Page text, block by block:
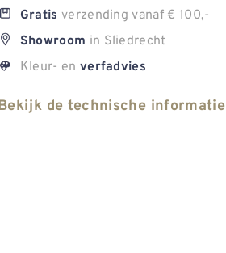
Gratis verzending vanaf € 100,-
Showroom in Sliedrecht
Kleur- en verfadvies
de technische informatie